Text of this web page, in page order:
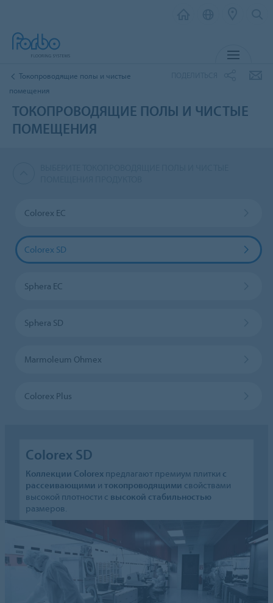
Токопроводящие полы и чистые
помещения
ТОКОПРОВОДЯЩИЕ ПОЛЫ И ЧИСТЫЕ
ПОМЕЩЕНИЯ
Colorex EC
Colorex SD
Sphera EC
Sphera SD
Marmoleum Ohmex
Colorex Plus
Colorex SD
Коллекции Colorex предлагают премиум плитки с
рассеивающими итокопроводящими свойствами
высокой плотности с высокой стабильностью
размеров.